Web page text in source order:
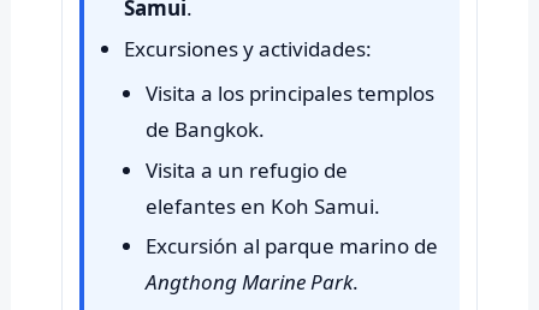
Samui.
Excursiones y actividades:
Visita a los principales templos
de Bangkok.
Visita a un refugio de
elefantes en Koh Samui.
Excursión al parque marino de
Angthong Marine Park.